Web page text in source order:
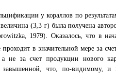
у кораллов по
(3,3 г) была получена
1979). Оказалось, что в
проходит в значительной мере за
не за счет продукции нового
завышенной, что, по-видимому,